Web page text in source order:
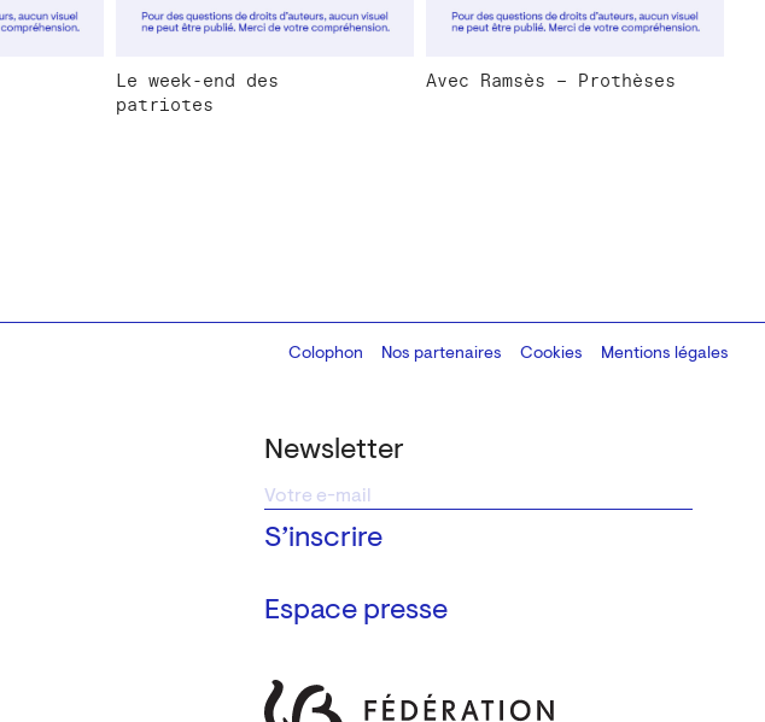
Le week-end des
patriotes
Avec Ramsès – Prothèses
Newsletter
Espace presse
Colophon
Design:Marcel Kaczmarek, code:8080.studio
Nos partenaires Cookies Mentions légales